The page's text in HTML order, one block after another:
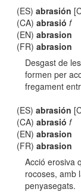
(ES)abrasión
(CA)abrasió f
(EN)abrasion
(FR)abrasion
Desgast de
formen per
fregament
(ES)abrasión
(CA)abrasió f
(EN)abrasion
(FR)abrasion
Acció erosiva
rocoses, amb
penyasegats.